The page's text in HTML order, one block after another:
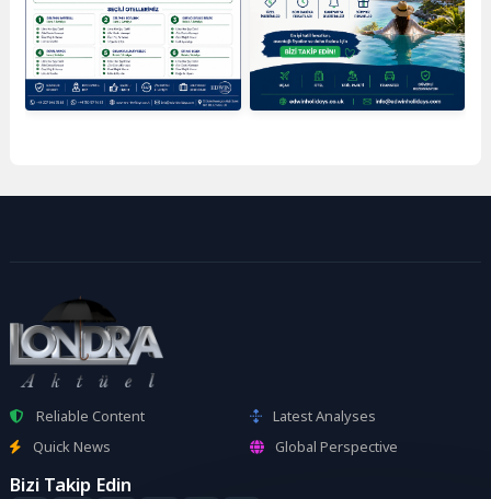
Reliable Content
Latest Analyses
Quick News
Global Perspective
Bizi Takip Edin